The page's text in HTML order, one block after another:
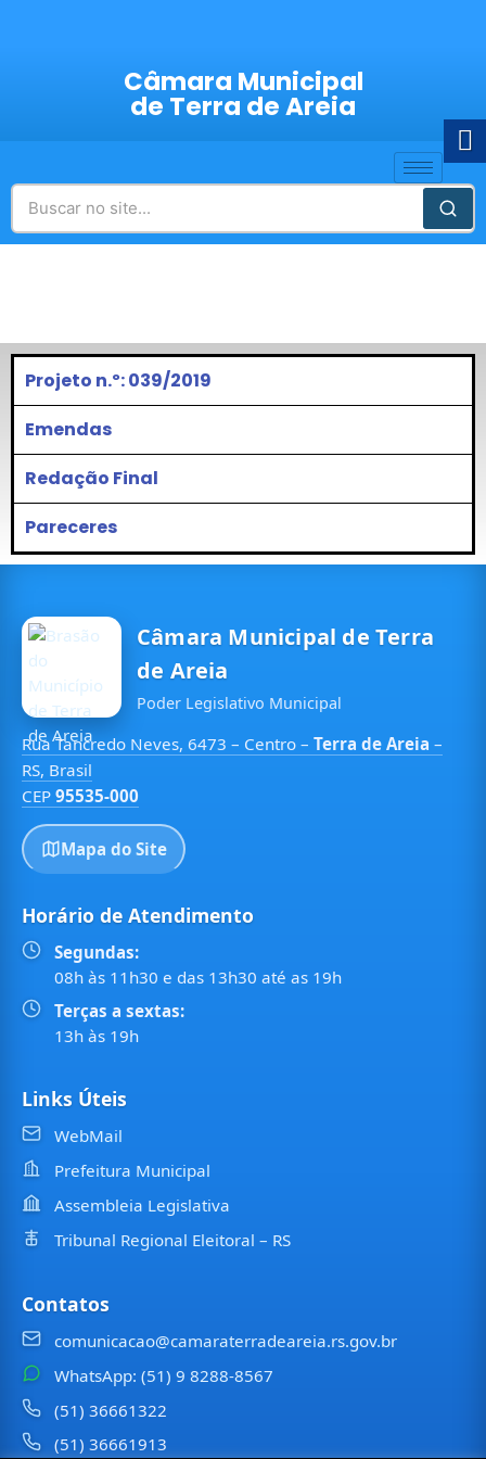
Câmara Municipal
de Terra de Areia
Projeto n.º: 039/2019
Emendas
Redação Final
Pareceres
Câmara Municipal de Terra
de Areia
Poder Legislativo Municipal
Rua Tancredo Neves, 6473 – Centro – Terra de Areia –
RS, Brasil
CEP 95535-000
Mapa do Site
Horário de Atendimento
Segundas:
08h às 11h30 e das 13h30 até as 19h
Terças a sextas:
13h às 19h
Links Úteis
WebMail
Prefeitura Municipal
Assembleia Legislativa
Tribunal Regional Eleitoral – RS
Contatos
comunicacao@camaraterradeareia.rs.gov.br
WhatsApp: (51) 9 8288-8567
(51) 36661322
(51) 36661913